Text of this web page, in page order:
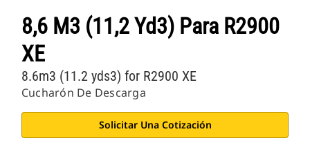
8,6 M3 (11,2 Yd3) Para R2900
XE
Cucharón De Descarga
8.6m3 (11.2 yds3) for R2900 XE
Solicitar Una Cotización